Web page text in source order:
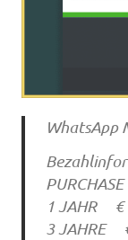
WhatsApp
1 JAHR €
3 JAHRE